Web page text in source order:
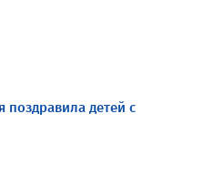
поздравила детей с